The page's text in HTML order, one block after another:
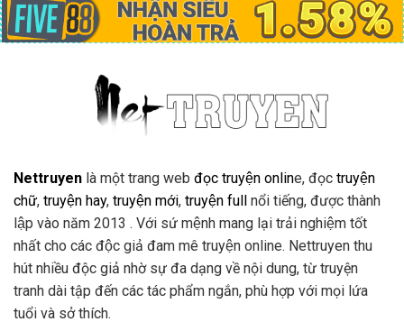
Nettruyen là một trang web đọc truyện online, đọc truyện
chữ, truyện hay, truyện mới, truyện full nổi tiếng, được thành
lập vào năm 2013 . Với sứ mệnh mang lại trải nghiệm tốt
nhất cho các độc giả đam mê truyện online. Nettruyen thu
hút nhiều độc giả nhờ sự đa dạng về nội dung, từ truyện
tranh dài tập đến các tác phẩm ngắn, phù hợp với mọi lứa
tuổi và sở thích.